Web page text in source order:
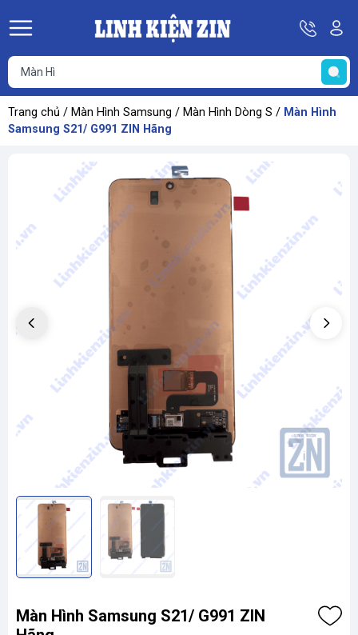
Hotline
08
69
67
68
69
Trang chủ / Màn Hình Samsung / Màn Hình Dòng S / Màn Hình
Samsung S21/ G991 ZIN Hãng
Màn Hình Samsung S21/ G991 ZIN